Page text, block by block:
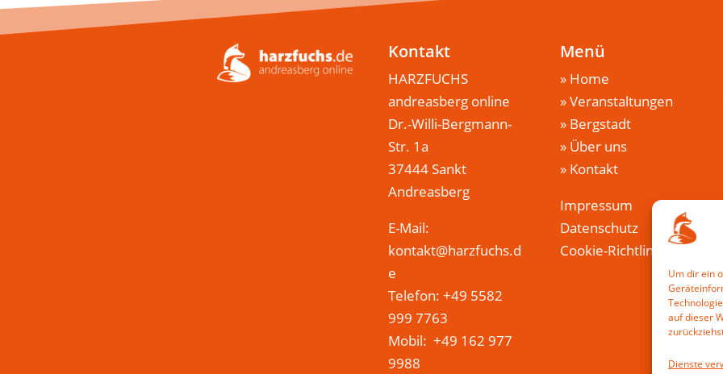
Um dir ein
auf dieser
Dienste
Kontakt
HARZFUCHS
andreasberg online
Dr.-Willi-Bergmann-
Str. 1a
37444 Sankt
Andreasberg
E-Mail:
kontakt@harzfuchs.d
e
Telefon: +49 5582
999 7763
Mobil: +49 162 977
9988
Menü
» Home
»Veranstaltungen
» Bergstadt
» Über uns
» Kontakt
Impressum
Datenschutz
Cookie-Richtlinie (EU)